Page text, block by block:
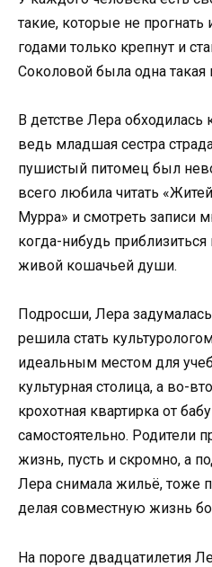
такие, которые не
годами только крепнут и
Соколовой была одна такая
В детстве Лера обходилась
ведь младшая сестра
пушистый питомец был
всего любила читать
Мурра» и смотреть записи
когда-нибудь
живой кошачьей души.
Подросши, Лера
решила стать
идеальным местом для
культурная столица, а во-
крохотная квартирка от
самостоятельно. Родители
жизнь, пусть и скромно, а
Лера снимала жильё, тоже
делая совместную жизнь
На пороге двадцатилетия